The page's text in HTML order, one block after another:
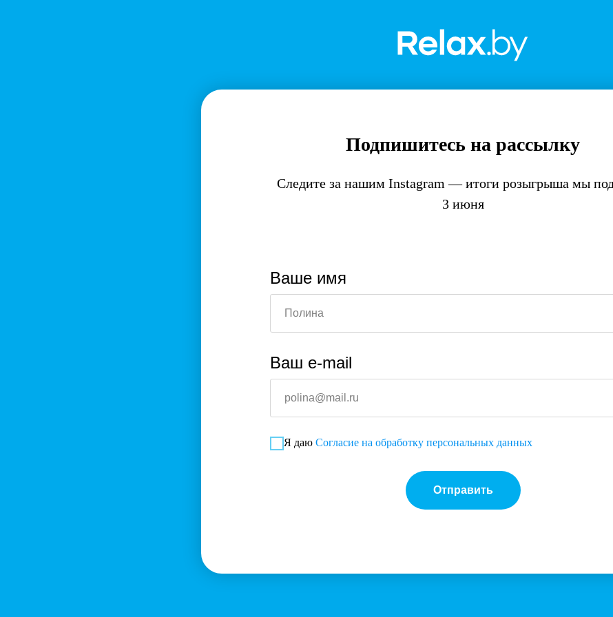
Подпишитесь на рассылку
Следите за нашим Instagram — итоги розыгрыша мы
3 июня
Ваше имя
Ваш e-mail
Я даю Согласие на обработку персональных данных
Отправить